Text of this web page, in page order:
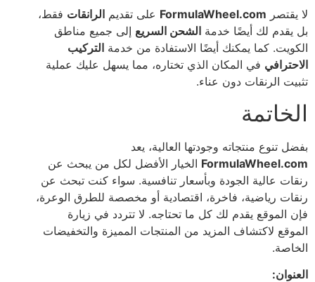
لا يقتصر FormulaWheel.com على تقديم الرانقات فقط،
بل يقدم لك أيضًا خدمة الشحن السريع إلى جميع مناطق
الكويت. كما يمكنك أيضًا الاستفادة من خدمة التركيب
الاحترافي في المكان الذي تختاره، مما يسهل عليك عملية
تثبيت الرنقات دون عناء.
الخاتمة
بفضل تنوع منتجاته وجودتها العالية، يعد
FormulaWheel.com الخيار الأفضل لكل من يبحث عن
رنقات عالية الجودة وبأسعار تنافسية. سواء كنت تبحث عن
رنقات رياضية، فاخرة، اقتصادية أو مخصصة للطرق الوعرة،
فإن الموقع يقدم لك كل ما تحتاجه. لا تتردد في زيارة
الموقع لاكتشاف المزيد من المنتجات المميزة والتخفيضات
الخاصة.
العنوان: